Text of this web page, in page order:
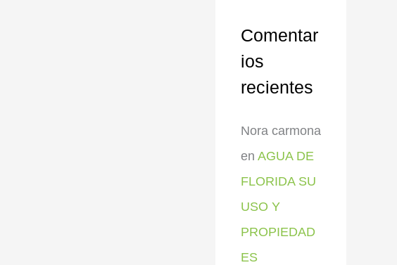
Comentar
ios
recientes
Nora carmona
en AGUA DE
FLORIDA SU
USO Y
PROPIEDAD
ES